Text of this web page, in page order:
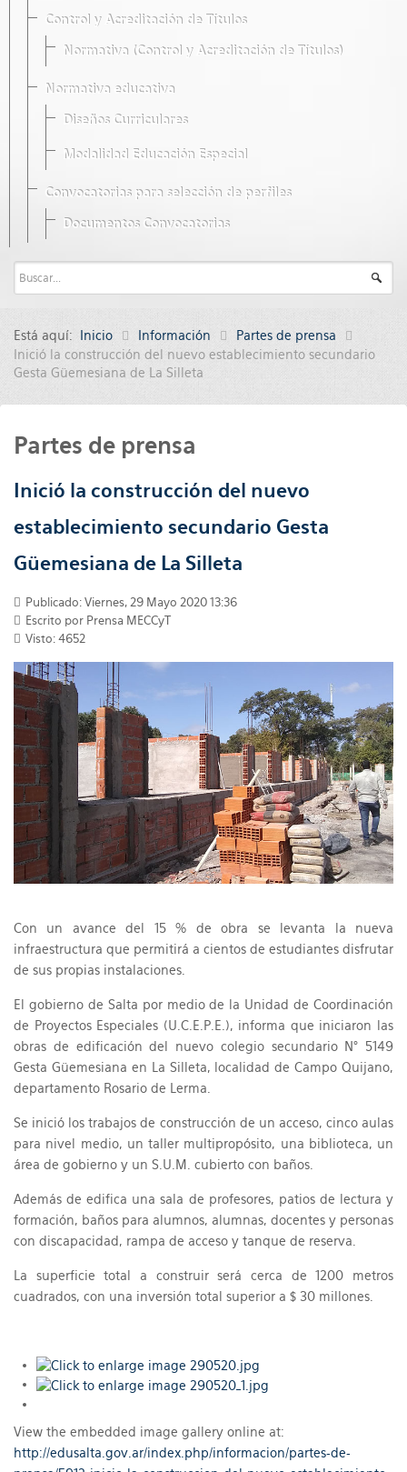
Control y Acreditación de Títulos
Normativa (Control y Acreditación de Títulos)
Normativa educativa
Diseños Curriculares
Modalidad Educación Especial
Convocatorias para selección de perfiles
Documentos Convocatorias
Está aquí: Inicio Información
Partes de prensa
Inició la construcción del nuevo establecimiento secundario
Gesta Güemesiana de La Silleta
Partes de prensa
Inició la construcción del nuevo
establecimiento secundario Gesta
Güemesiana de La Silleta
Publicado: Viernes, 29 Mayo 2020 13:36
Escrito por Prensa MECCyT
Visto: 4652
Con un avance del 15 % de obra se levanta la nueva
infraestructura que permitirá a cientos de estudiantes disfrutar
de sus propias instalaciones.
El gobierno de Salta por medio de la Unidad de Coordinación
de Proyectos Especiales (U.C.E.P.E.), informa que iniciaron las
obras de edificación del nuevo colegio secundario N° 5149
Gesta Güemesiana en La Silleta, localidad de Campo Quijano,
departamento Rosario de Lerma.
Se inició los trabajos de construcción de un acceso, cinco aulas
para nivel medio, un taller multipropósito, una biblioteca, un
área de gobierno y un S.U.M. cubierto con baños.
Además de edifica una sala de profesores, patios de lectura y
formación, baños para alumnos, alumnas, docentes y personas
con discapacidad, rampa de acceso y tanque de reserva.
La superficie total a construir será cerca de 1200 metros
cuadrados, con una inversión total superior a $ 30 millones.
View the embedded image gallery online at:
http://edusalta.gov.ar/index.php/informacion/partes-de-